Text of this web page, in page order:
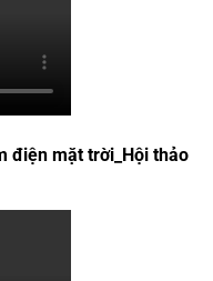
điện mặt trời_Hội thảo